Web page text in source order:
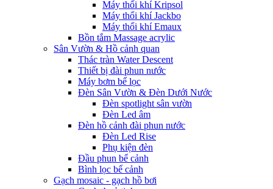
Máy thổi khí Kripsol
Máy thổi khí Jackbo
Máy thổi khí Emaux
Bồn tắm Massage acrylic
Sân Vườn & Hồ cảnh quan
Thác tràn Water Descent
Thiết bị đài phun nước
Máy bơm bể lọc
Đèn Sân Vườn & Đèn Dưới Nước
Đèn spotlight sân vườn
Đèn Led âm
Đèn hồ cảnh đài phun nước
Đèn Led Rise
Phụ kiện đèn
Đầu phun bể cảnh
Bình lọc bể cảnh
Gạch mosaic - gạch hồ bơi